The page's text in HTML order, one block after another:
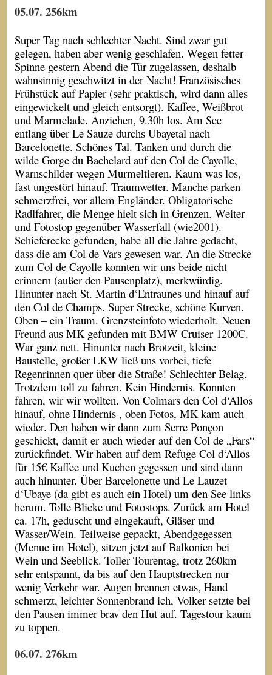
05.07. 256km
Super Tag nach schlechter Nacht. Sind zwar gut
gelegen, haben aber wenig geschlafen. Wegen fetter
Spinne gestern Abend die Tür zugelassen, deshalb
wahnsinnig geschwitzt in der Nacht! Französisches
Frühstück auf Papier (sehr praktisch, wird dann alles
eingewickelt und gleich entsorgt). Kaffee, Weißbrot
und Marmelade. Anziehen, 9.30h los. Am See
entlang über Le Sauze durchs Ubayetal nach
Barcelonette. Schönes Tal. Tanken und durch die
wilde Gorge du Bachelard auf den Col de Cayolle,
Warnschilder wegen Murmeltieren. Kaum was los,
fast ungestört hinauf. Traumwetter. Manche parken
schmerzfrei, vor allem Engländer. Obligatorische
Radlfahrer, die Menge hielt sich in Grenzen. Weiter
und Fotostop gegenüber Wasserfall (wie2001).
Schieferecke gefunden, habe all die Jahre gedacht,
dass die am Col de Vars gewesen war. An die Strecke
zum Col de Cayolle konnten wir uns beide nicht
erinnern (außer den Pausenplatz), merkwürdig.
Hinunter nach St. Martin d‘Entraunes und hinauf auf
den Col de Champs. Super Strecke, schöne Kurven.
Oben – ein Traum. Grenzsteinfoto wiederholt. Neuen
Freund aus MK gefunden mit BMW Cruiser 1200C.
War ganz nett. Hinunter nach Brotzeit, kleine
Baustelle, großer LKW ließ uns vorbei, tiefe
Regenrinnen quer über die Straße! Schlechter Belag.
Trotzdem toll zu fahren. Kein Hindernis. Konnten
fahren, wir wir wollten. Von Colmars den Col d‘Allos
hinauf, ohne Hindernis , oben Fotos, MK kam auch
wieder. Den haben wir dann zum Serre Ponçon
geschickt, damit er auch wieder auf den Col de „Fars“
zurückfindet. Wir haben auf dem Refuge Col d‘Allos
für 15€ Kaffee und Kuchen gegessen und sind dann
auch hinunter. Über Barcelonette und Le Lauzet
d‘Ubaye (da gibt es auch ein Hotel) um den See links
herum. Tolle Blicke und Fotostops. Zurück am Hotel
ca. 17h, geduscht und eingekauft, Gläser und
Wasser/Wein. Teilweise gepackt, Abendgegessen
(Menue im Hotel), sitzen jetzt auf Balkonien bei
Wein und Seeblick. Toller Tourentag, trotz 260km
sehr entspannt, da bis auf den Hauptstrecken nur
wenig Verkehr war. Augen brennen etwas, Hand
schmerzt, leichter Sonnenbrand ich, Volker setzte bei
den Pausen immer brav den Hut auf. Tagestour kaum
zu toppen.
06.07. 276km